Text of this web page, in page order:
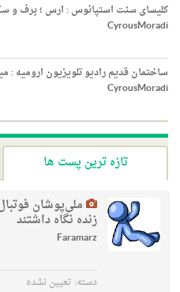
کلیسای سنت استپانوس : ارس ؛ برف و
CyrousMoradi
ساختمان قدیم رادیو تلویزیون ارومیه :
CyrousMoradi
تازه ترین پست ها
ملی‌پوشان
زنده نگاه داشتند
Faramarz
دسته: تعیین نشده